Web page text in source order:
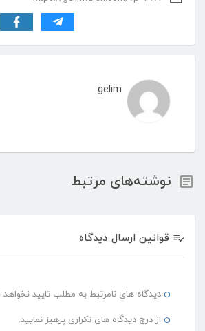
gelim
نوشته‌های مرتبط
قوانین ارسال دیدگاه
دیدگاه های نامرتبط به مطلب تایید
از درج دیدگاه های تکراری پرهیز نمایید.